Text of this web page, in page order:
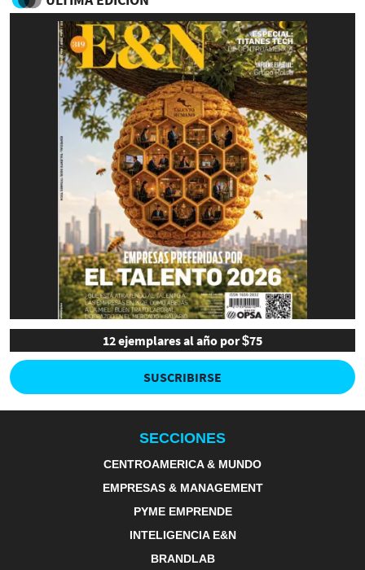
12 ejemplares al año por $75
SUSCRIBIRSE
SECCIONES
CENTROAMERICA & MUNDO
EMPRESAS & MANAGEMENT
PYME EMPRENDE
INTELIGENCIA E&N
BRANDLAB